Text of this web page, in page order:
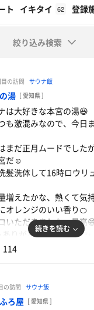
ト イキタイ 62 登録
絞り込み検索
の訪問 サウナ飯
湯 [ 愛知県 ]
は大好きな本宮の湯😆
も激混みなので、今日
まだ正月ムードでした
だ☺️
髪洗体して16時ロウリ
増えたかな、熱くて気
オレンジのいい香り🍊
いただきました、最高
ありがとうございます✨
スが浴室内に設置され
願いします🎍
続きを読む
114
の訪問 サウナ飯
ろ屋 [ 愛知県 ]